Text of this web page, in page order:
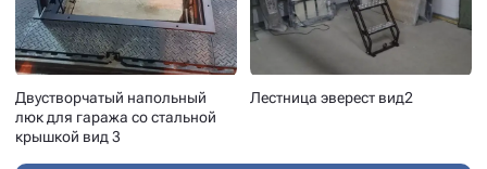
Двустворчатый напольный
люк для гаража со стальной
крышкой вид 3
Лестница эверест вид2